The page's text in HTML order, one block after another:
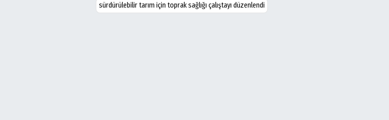
sürdürülebilir tarım için toprak sağlığı çalıştayı düzenlendi